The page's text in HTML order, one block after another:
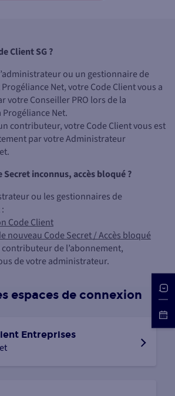
Client SG ?
ou un gestionnaire de
Net, votre Code Client vous a
votre Conseiller PRO lors de la
Net.
contributeur, votre Code Client vous est
par votre Administrateur
Secret inconnus, accès bloqué ?
ou les gestionnaires de
Code Client
nouveau Code Secret / Accès bloqué
contributeur de l’abonnement,
de votre administrateur.
espaces de connexion
Entreprises